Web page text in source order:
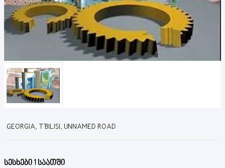
GEORGIA, T'BILISI, UNNAMED ROAD
სესხები 1 საათში